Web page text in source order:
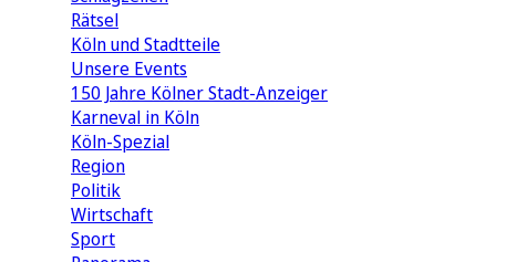
Rätsel
Köln und Stadtteile
Unsere Events
150 Jahre Kölner Stadt-Anzeiger
Karneval in Köln
Köln-Spezial
Region
Politik
Wirtschaft
Sport